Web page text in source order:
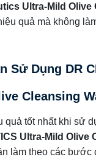
Ultra-Mild Olive
quả mà không
Sử Dụng DR
Cleansing
tốt nhất khi sử
Ultra-Mild Olive
làm theo các bước